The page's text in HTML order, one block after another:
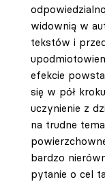
widownią w
tekstów i
efekcie
się w pół
uczynienie z
na trudne
bardzo
pytanie o cel